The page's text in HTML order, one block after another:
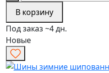
В корзину
Под заказ ~4 дн.
Новые